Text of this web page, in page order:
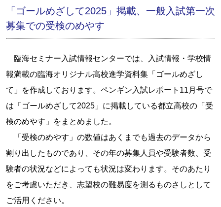
「ゴールめざして2025」掲載、一般入試第一次
募集での受検のめやす
臨海セミナー入試情報センターでは、入試情報・学校情
報満載の臨海オリジナル高校進学資料集「ゴールめざし
て」を作成しております。ペンギン入試レポート11月号で
は「ゴールめざして2025」に掲載している都立高校の「受
検のめやす」をまとめました。
「受検のめやす」の数値はあくまでも過去のデータから
割り出したものであり、その年の募集人員や受験者数、受
験者の状況などによっても状況は変わります。そのあたり
をご考慮いただき、志望校の難易度を測るものさしとして
ご活用ください。